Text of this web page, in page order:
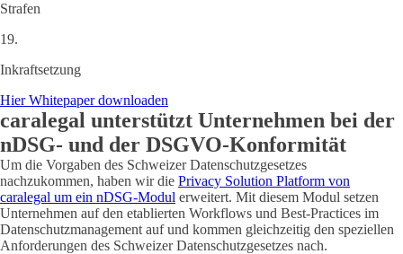
Strafen
19.
Inkraftsetzung
Hier Whitepaper downloaden
caralegal unterstützt Unternehmen bei der
nDSG- und der DSGVO-Konformität
Um die Vorgaben des Schweizer Datenschutzgesetzes
nachzukommen, haben wir die Privacy Solution Platform von
caralegal um ein nDSG-Modul erweitert. Mit diesem Modul setzen
Unternehmen auf den etablierten Workflows und Best-Practices im
Datenschutzmanagement auf und kommen gleichzeitig den speziellen
Anforderungen des Schweizer Datenschutzgesetzes nach.